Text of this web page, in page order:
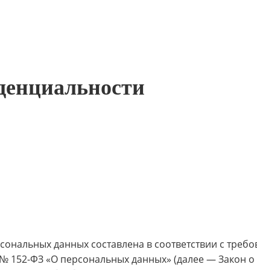
данных составлена в соответствии с
152-ФЗ «О персональных данных» (далее — Закон о